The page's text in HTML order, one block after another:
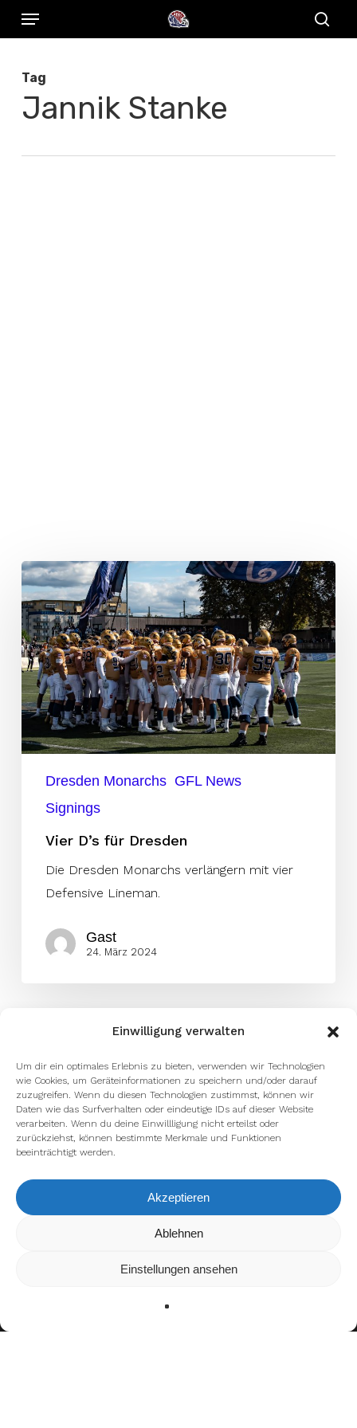
Einwilligung verwalten
Um dir ein optimales Erlebnis zu bieten, verwenden wir Technologien
wie Cookies, um Geräteinformationen zu speichern und/oder darauf
zuzugreifen. Wenn du diesen Technologien zustimmst, können wir
Daten wie das Surfverhalten oder eindeutige IDs auf dieser Website
verarbeiten. Wenn du deine Einwillligung nicht erteilst oder
zurückziehst, können bestimmte Merkmale und Funktionen
beeinträchtigt werden.
Akzeptieren
Ablehnen
Einstellungen ansehen
Skip
content
Menu
Tag
Jannik Stanke
Vier
D’s
für
Dresden
Dresden Monarchs GFL News
Signings
Vier D’s für Dresden
Die Dresden Monarchs verlängern mit vier
Defensive Lineman.
Gast
24. März 2024
Wir verwenden Cookies, um dir die bestmögliche Erfahrung auf
kannst du erfahren, welche Cookies wir
verwenden oder sie ausschalten.